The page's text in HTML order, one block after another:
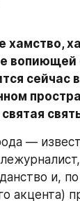
хамство,
вопиющей
сейчас
—
и,
акцента)